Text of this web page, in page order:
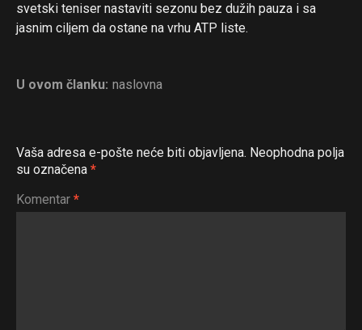
svetski teniser nastaviti sezonu bez dužih pauza i sa
jasnim ciljem da ostane na vrhu ATP liste.
U ovom članku: naslovna
Vaša adresa e-pošte neće biti objavljena. Neophodna polja
su označena *
Komentar *